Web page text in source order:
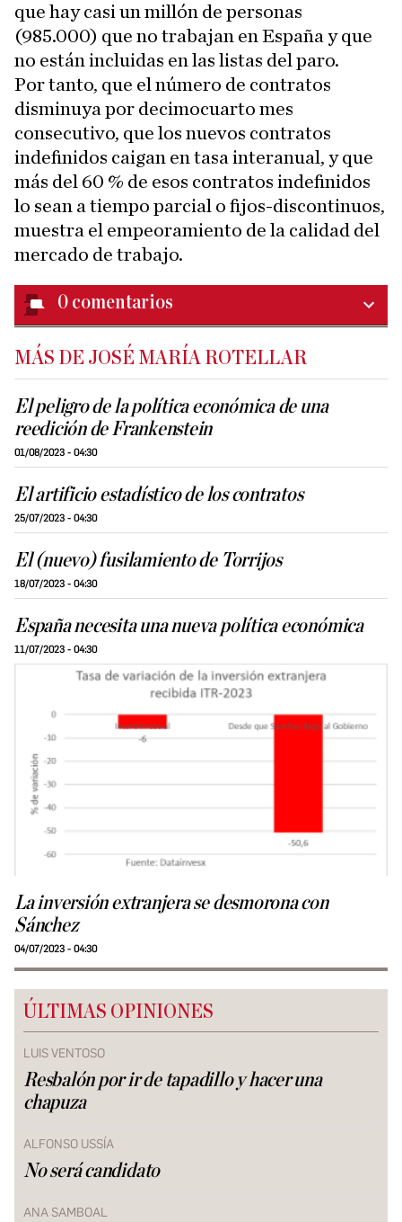
que hay casi un millón de personas
(985.000) que no trabajan en España y que
no están incluidas en las listas del paro.
Por tanto, que el número de contratos
disminuya por decimocuarto mes
consecutivo, que los nuevos contratos
indefinidos caigan en tasa interanual, y que
más del 60 % de esos contratos indefinidos
lo sean a tiempo parcial o fijos-discontinuos,
muestra el empeoramiento de la calidad del
mercado de trabajo.
0 comentarios
MÁS DE JOSÉ MARÍA ROTELLAR
El peligro de la política económica de una
reedición de Frankenstein
01/08/2023 - 04:30
El artificio estadístico de los contratos
25/07/2023 - 04:30
El (nuevo) fusilamiento de Torrijos
18/07/2023 - 04:30
España necesita una nueva política económica
11/07/2023 - 04:30
La inversión extranjera se desmorona con
Sánchez
04/07/2023 - 04:30
ÚLTIMAS OPINIONES
LUIS VENTOSO
Resbalón por ir de tapadillo y hacer una
chapuza
ALFONSO USSÍA
No será candidato
ANA SAMBOAL